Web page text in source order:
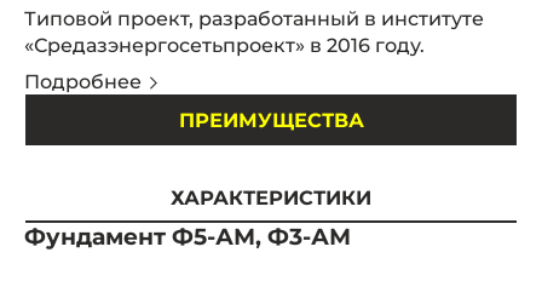
Типовой проект, разработанный в институте
«Средазэнергосетьпроект» в 2016 году.
Подробнее
ПРЕИМУЩЕСТВА
ХАРАКТЕРИСТИКИ
Фундамент Ф5-АМ, Ф3-АМ